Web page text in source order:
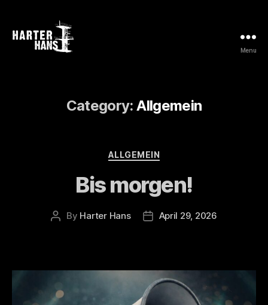
Menu
Category: Allgemein
Categories
ALLGEMEIN
Bis morgen!
Post
By Harter Hans
PostApril 29, 2026